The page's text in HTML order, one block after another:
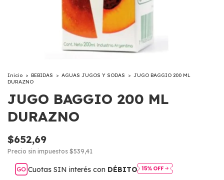
Inicio > BEBIDAS > AGUAS JUGOS Y SODAS > JUGO BAGGIO 200 ML
DURAZNO
JUGO BAGGIO 200 ML
DURAZNO
$652,69
Precio sin impuestos $539,41
Cuotas SIN interés con DÉBITO